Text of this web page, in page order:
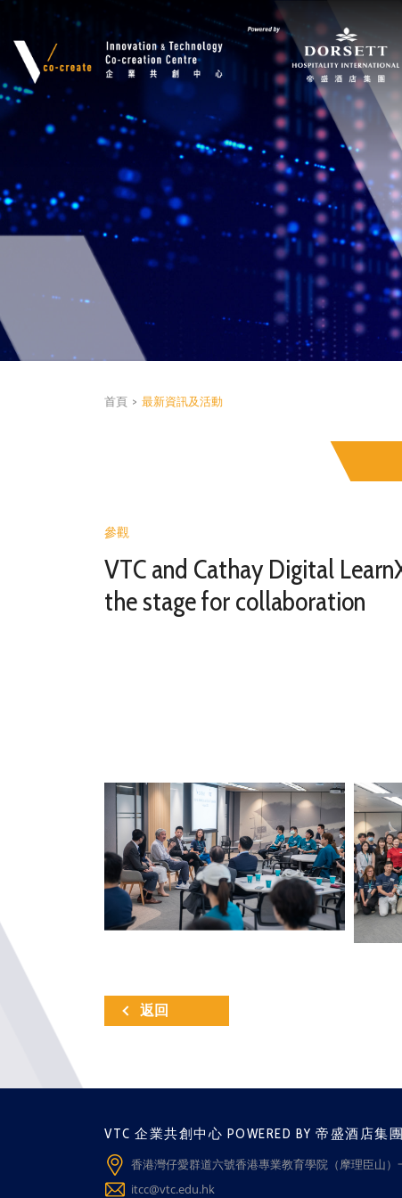
首頁 > 最新資訊及活動
參觀
VTC and Cathay Digital
the stage for collaboration
返回
VTC 企業共創中心 POWERED BY 帝盛酒店集團
香港灣仔愛群道六號香港專業教育學院（摩理臣山）
itcc@vtc.edu.hk